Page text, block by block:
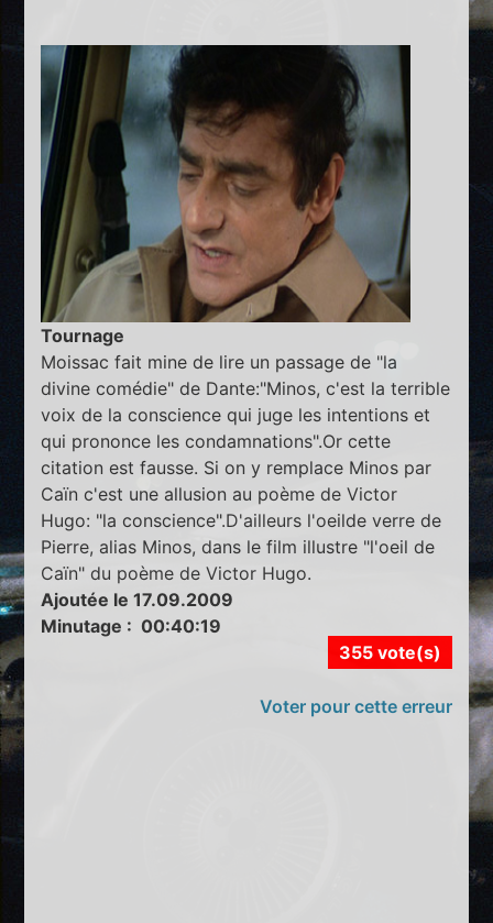
Tournage
Moissac fait mine de lire un passage de "la
divine comédie" de Dante:"Minos, c'est la terrible
voix de la conscience qui juge les intentions et
qui prononce les condamnations".Or cette
citation est fausse. Si on y remplace Minos par
Caïn c'est une allusion au poème de Victor
Hugo: "la conscience".D'ailleurs l'oeilde verre de
Pierre, alias Minos, dans le film illustre "l'oeil de
Caïn" du poème de Victor Hugo.
Ajoutée le 17.09.2009
Minutage : 00:40:19
355 vote(s)
Voter pour cette erreur